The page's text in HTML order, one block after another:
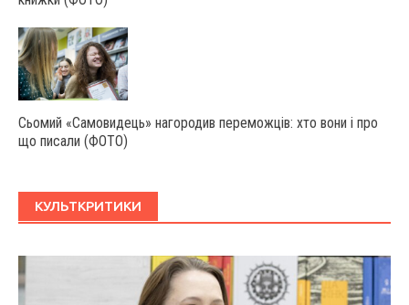
Сьомий «Самовидець» нагородив переможців: хто вони і про
що писали (ФОТО)
КУЛЬТКРИТИКИ